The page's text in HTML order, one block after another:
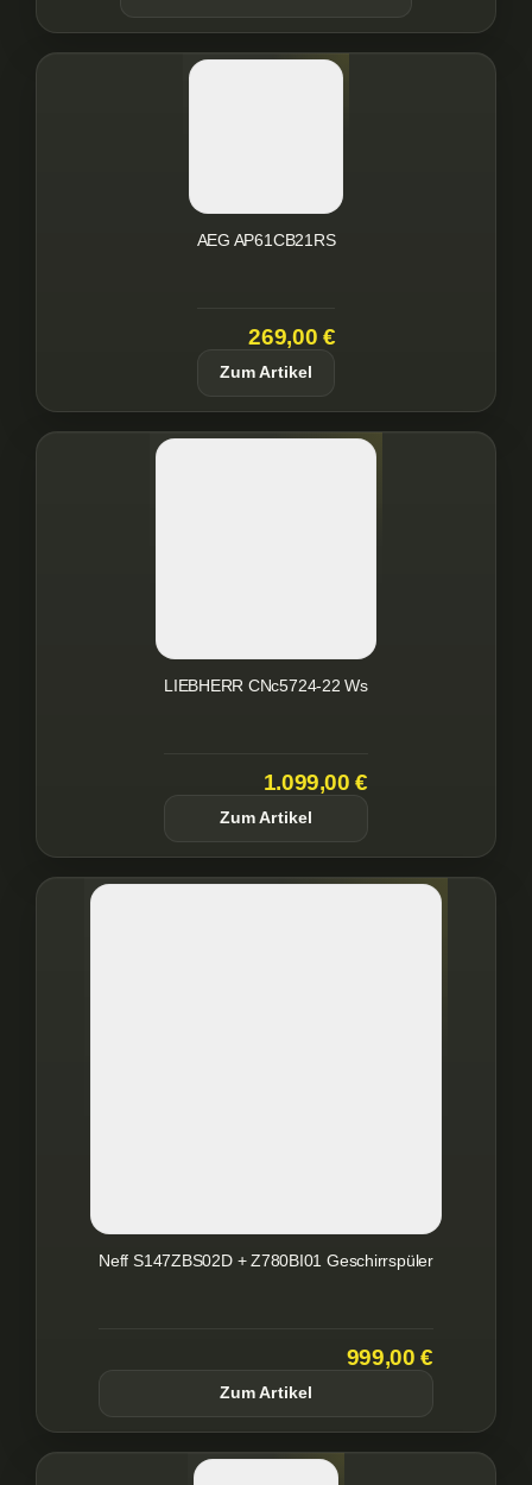
AEG AP61CB21RS
269,00 €
Zum Artikel
LIEBHERR CNc5724-22 Ws
1.099,00 €
Zum Artikel
Neff S147ZBS02D + Z780BI01 Geschirrspüler
999,00 €
Zum Artikel